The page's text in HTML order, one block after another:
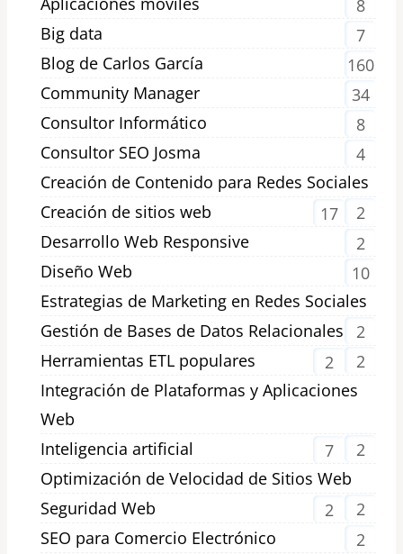
8
Big data
7
Blog de Carlos García
160
Community Manager
34
Consultor Informático
8
Consultor SEO Josma
4
Creación de Contenido para Redes Sociales
2
Creación de sitios web
17
Desarrollo Web Responsive
2
Diseño Web
10
Estrategias de Marketing en Redes Sociales
2
Gestión de Bases de Datos Relacionales
2
Herramientas ETL populares
2
Integración de Plataformas y Aplicaciones
Web
2
Inteligencia artificial
7
Optimización de Velocidad de Sitios Web
2
Seguridad Web
2
SEO para Comercio Electrónico
2